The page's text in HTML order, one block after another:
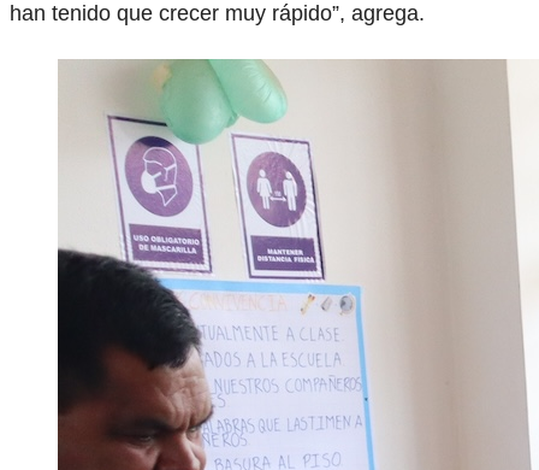
han tenido que crecer muy rápido”, agrega.